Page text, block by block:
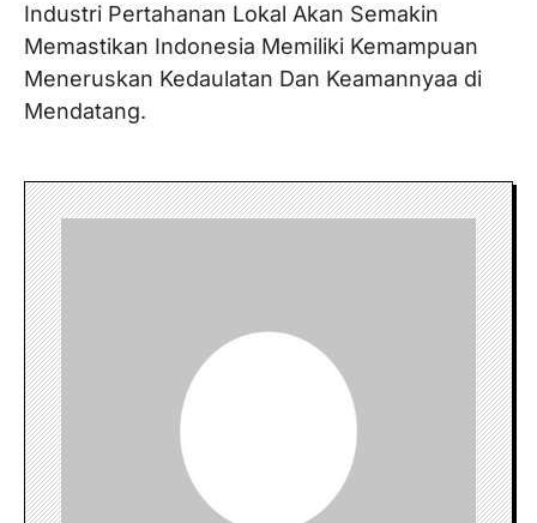
Industri Pertahanan Lokal Akan Semakin
Memastikan Indonesia Memiliki Kemampuan
Meneruskan Kedaulatan Dan Keamannyaa di
Mendatang.